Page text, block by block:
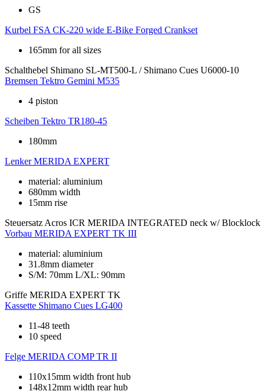
GS
Kurbel FSA CK-220 wide E-Bike Forged Crankset
165mm for all sizes
Schalthebel Shimano SL-MT500-L / Shimano Cues U6000-10
Bremsen Tektro Gemini M535
4 piston
Scheiben Tektro TR180-45
180mm
Lenker MERIDA EXPERT
material: aluminium
680mm width
15mm rise
Steuersatz Acros ICR MERIDA INTEGRATED neck w/ Blocklock
Vorbau MERIDA EXPERT TK III
material: aluminium
31.8mm diameter
S/M: 70mm L/XL: 90mm
Griffe MERIDA EXPERT TK
Kassette Shimano Cues LG400
11-48 teeth
10 speed
Felge MERIDA COMP TR II
110x15mm width front hub
148x12mm width rear hub